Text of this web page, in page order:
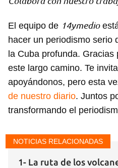
El equipo de 14ymedio
hacer un periodismo serio
la Cuba profunda.
este largo camino. Te
apoyándonos, pero esta
de nuestro diario. Juntos
transformando el
NOTICIAS RELACIONADAS
1- La ruta de los